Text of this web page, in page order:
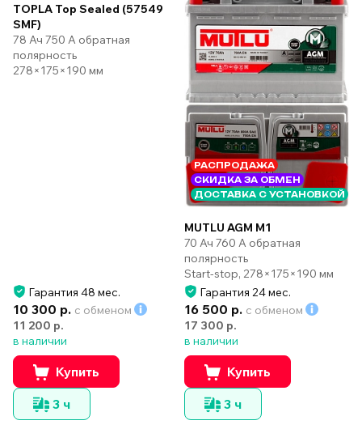
TOPLA Top Sealed (57549
SMF)
78 Ач 750 А обратная
полярность
278×175×190 мм
Гарантия 48 мес.
10 300 р. с обменом
11 200 р.
в наличии
Купить
3 ч
РАСПРОДАЖА
СКИДКА ЗА ОБМЕН
ДОСТАВКА С УСТАНОВКОЙ
MUTLU AGM M1
70 Ач 760 А обратная
полярность
Start-stop, 278×175×190 мм
Гарантия 24 мес.
16 500 р. с обменом
17 300 р.
в наличии
Купить
3 ч